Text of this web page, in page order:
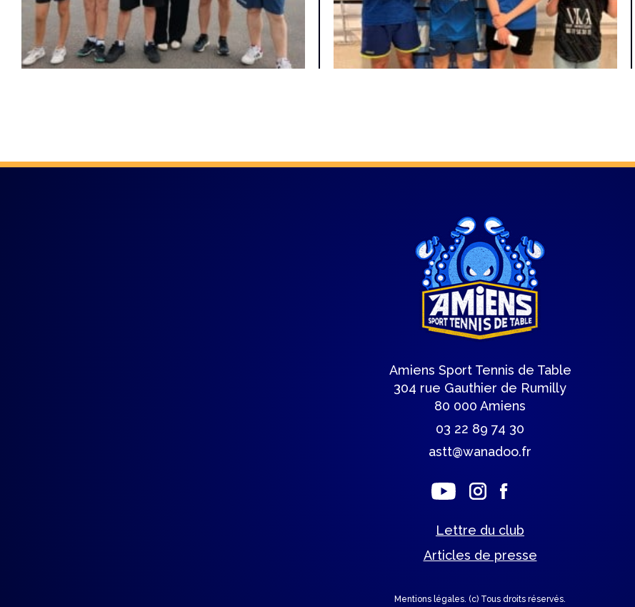
Amiens Sport Tennis de Table
304 rue Gauthier de Rumilly
80 000 Amiens
03 22 89 74 30
astt@wanadoo.fr
Lettre du club
Articles de presse
Mentions légales. (c) Tous droits réservés.